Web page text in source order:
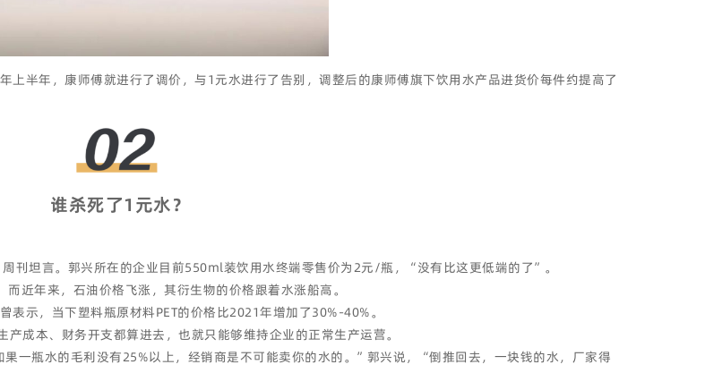
半年，康师傅就进行了调价，与1元水进行了告别，调整后的康师傅旗下饮用水产品进货价每件约提高了
谁杀死了1元水？
刊坦言。郭兴所在的企业目前550ml装饮用水终端零售价为2元/瓶，“没有比这更低端的了”。
近年来，石油价格飞涨，其衍生物的价格跟着水涨船高。
示，当下塑料瓶原材料PET的价格比2021年增加了30%-40%。
成本、财务开支都算进去，也就只能够维持企业的正常生产运营。
一瓶水的毛利没有25%以上，经销商是不可能卖你的水的。”郭兴说，“倒推回去，一块钱的水，厂家得